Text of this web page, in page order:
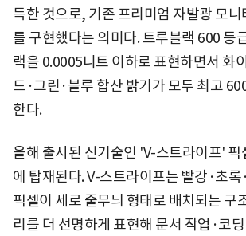
득한 것으로, 기존 프리미엄 자발광 모
를 구현했다는 의미다. 트루블랙 600 등
랙을 0.0005니트 이하로 표현하면서 화
드·그린·블루 합산 밝기가 모두 최고
한다.
올해 출시된 신기술인 'V-스트라이프' 픽
에 탑재된다. V-스트라이프는 빨강·초
픽셀이 세로 줄무늬 형태로 배치되는 구
리를 더 선명하게 표현해 문서 작업·코